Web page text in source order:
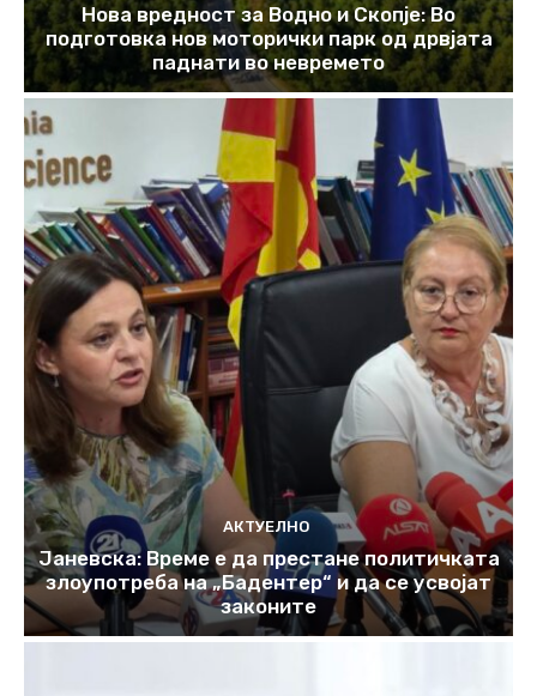
Нова вредност за Водно и Скопје: Во
подготовка нов моторички парк од дрвјата
паднати во невремето
АКТУЕЛНО
Јаневска: Време е да престане политичката
злоупотреба на „Бадентер“ и да се усвојат
законите